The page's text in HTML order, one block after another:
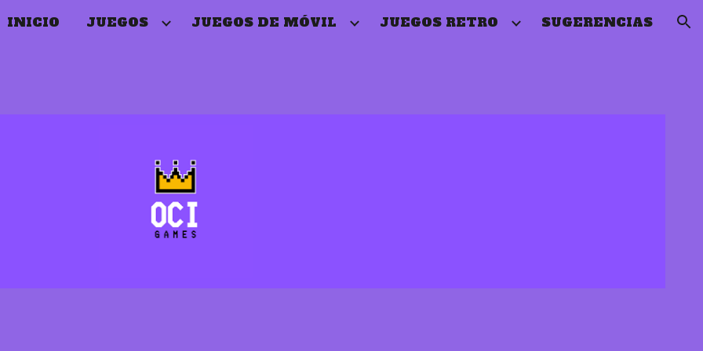
to main content Skip to navigation
INICIO JUEGOS JUEGOS DE MÓVIL JUEGOS RETRO SUGERENCIAS